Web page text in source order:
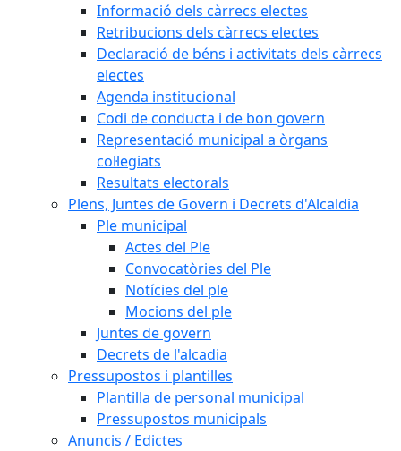
Informació dels càrrecs electes
Retribucions dels càrrecs electes
Declaració de béns i activitats dels càrrecs
electes
Agenda institucional
Codi de conducta i de bon govern
Representació municipal a òrgans
col·legiats
Resultats electorals
Plens, Juntes de Govern i Decrets d'Alcaldia
Ple municipal
Actes del Ple
Convocatòries del Ple
Notícies del ple
Mocions del ple
Juntes de govern
Decrets de l'alcadia
Pressupostos i plantilles
Plantilla de personal municipal
Pressupostos municipals
Anuncis / Edictes